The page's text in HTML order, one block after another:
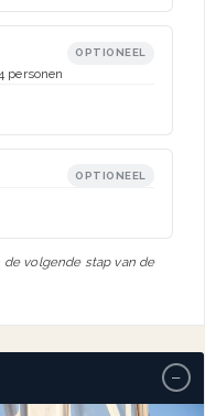
OPTIONEEL
personen
OPTIONEEL
volgende stap van de
−